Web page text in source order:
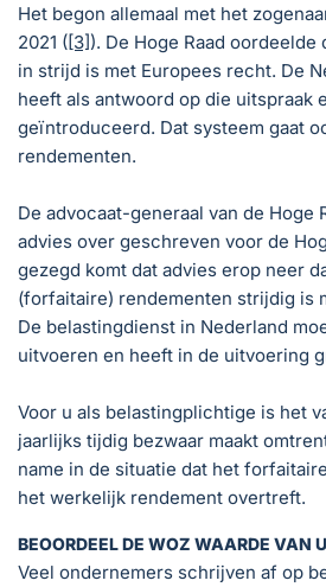
Het begon allemaal met het
2021 ([3]). De Hoge Raad
in strijd is met Europees recht. De
heeft als antwoord op die uitspraak
geïntroduceerd. Dat systeem gaat
rendementen.
De advocaat-generaal van de Hoge
advies over geschreven voor de
gezegd komt dat advies erop neer
(forfaitaire) rendementen strijdig is
De belastingdienst in Nederland
uitvoeren en heeft in de uitvoering
Voor u als belastingplichtige is het
jaarlijks tijdig bezwaar maakt
name in de situatie dat het
het werkelijk rendement overtreft.
BEOORDEEL DE WOZ WAARDE VAN
Veel ondernemers schrijven af op